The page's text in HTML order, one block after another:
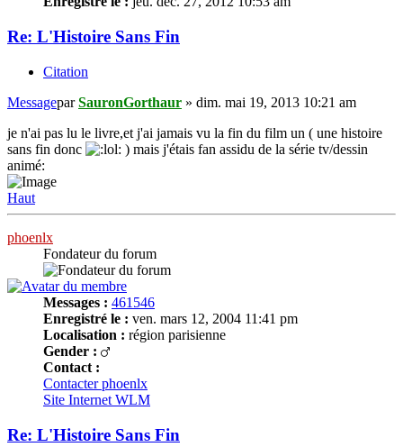
Re: L'Histoire Sans Fin
Citation
MessageparSauronGorthaur » dim. mai 19, 2013 10:21 am
je n'ai pas lu le livre,et j'ai jamais vu la fin du film un ( une histoire
sans fin donc
) mais j'étais fan assidu de la série tv/dessin
animé:
Haut
phoenlx
Fondateur du forum
Messages : 461546
Enregistré le : ven. mars 12, 2004 11:41 pm
Localisation : région parisienne
Gender :
Contact :
Contacter phoenlx
Site Internet WLM
Re: L'Histoire Sans Fin